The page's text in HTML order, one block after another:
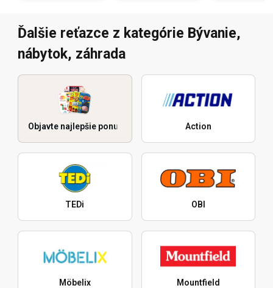
Ďalšie reťazce z kategórie Bývanie,
nábytok, záhrada
Objavte najlepšie ponuky Action
TEDi OBI
Möbelix Mountfield